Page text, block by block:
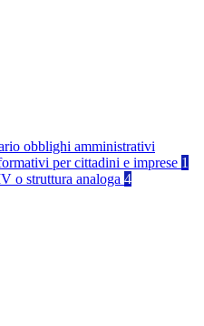
obblighi amministrativi
per cittadini e imprese 1
o struttura analoga 4